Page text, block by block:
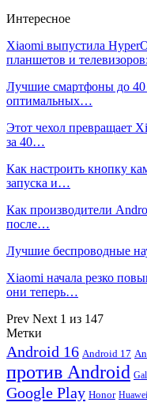
Интересное
Xiaomi выпустила
планшетов и
Лучшие смартфоны до 40
оптимальных…
Этот чехол превращает
за 40…
Как настроить кнопку
запуска и…
Как производители
после…
Лучшие беспроводные
Xiaomi начала резко
они теперь…
Prev Next 1 из 147
Метки
Android 16 Android 17
против Android
Google Play Honor Huawei